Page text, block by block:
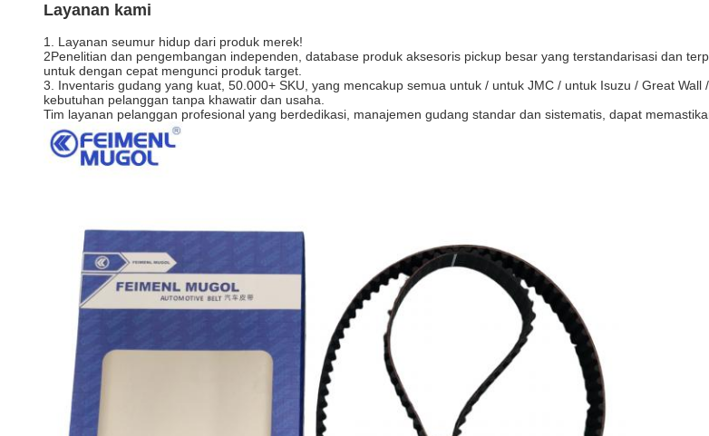
Layanan kami
1. Layanan seumur hidup dari produk merek!
2Penelitian dan pengembangan independen, database produk aksesoris pickup besar yang terstandarisasi dan
untuk dengan cepat mengunci produk target.
3. Inventaris gudang yang kuat, 50.000+ SKU, yang mencakup semua untuk / untuk JMC / untuk Isuzu / Great
kebutuhan pelanggan tanpa khawatir dan usaha.
Tim layanan pelanggan profesional yang berdedikasi, manajemen gudang standar dan sistematis, dapat